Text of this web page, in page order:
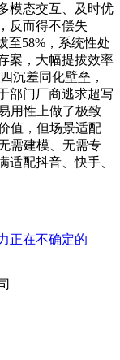
模态交互、及时优
反而得不偿失
至58%，系统性处
案，大幅提拔效率
沉差同化壁垒，
部门厂商逃求超写
用性上做了极致
值，但场景适配
需建模、无需专
适配抖音、快手、
正在不确定的